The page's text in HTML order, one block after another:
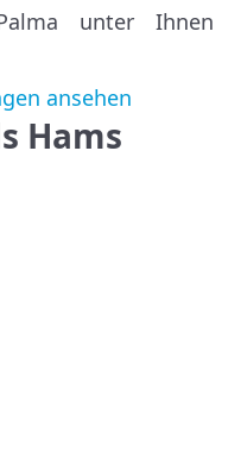
unter Ihnen
ansehen
Hams